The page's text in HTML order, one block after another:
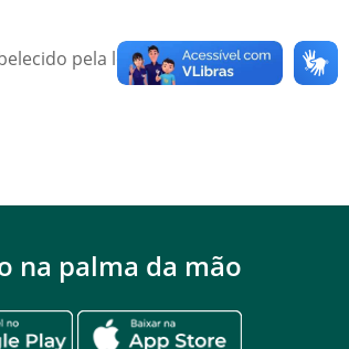
pela legislação
na palma da mão